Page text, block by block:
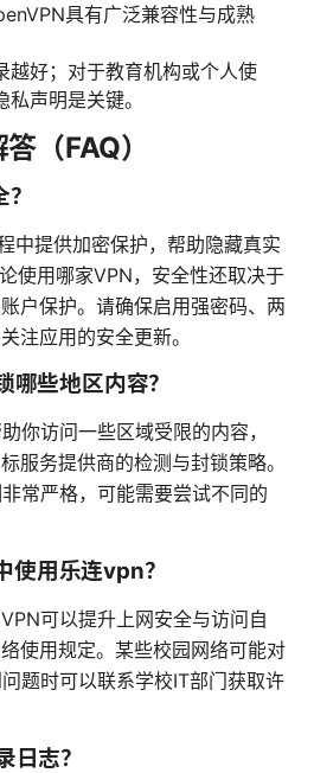
具有广泛兼容性与成熟
越好；对于教育机构或个人使
声明是关键。
（FAQ）
中提供加密保护，帮助隐藏真实
使用哪家VPN，安全性还取决于
户保护。请确保启用强密码、两
注应用的安全更新。
些地区内容？
你访问一些区域受限的内容，
服务提供商的检测与封锁策略。
常严格，可能需要尝试不同的
使用乐连vpn？
可以提升上网安全与访问自
使用规定。某些校园网络可能对
题时可以联系学校IT部门获取许
日志？